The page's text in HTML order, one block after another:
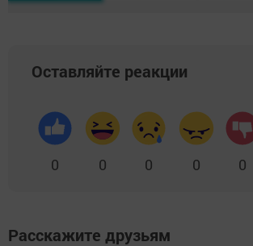
Оставляйте реакции
0 0 0 0 0
Расскажите друзьям